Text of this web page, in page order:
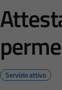
Servizio attivo